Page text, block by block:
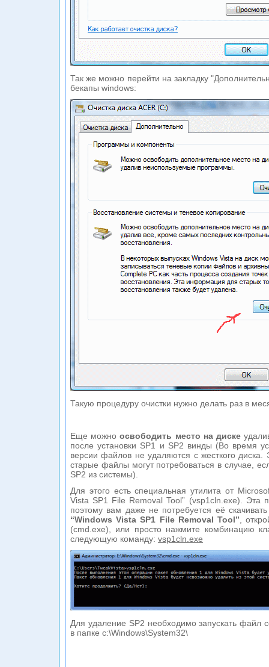
Так же можно перейти на закладку
бекапы windows:
Такую процедуру очистки нужно делать раз в
Еще можноосвободить место на диске
после установки SP1 и SP2 винды (Во время
версии файлов не удаляются с жесткого диска.
старые файлы могут потребоваться в случае,
SP2 из системы).
Для этого есть специальная утилита от
Vista SP1 File Removal Tool” (vsp1cln.exe). Эта
поэтому вам даже не потребуется её
“Windows Vista SP1 File Removal Tool” ,
(cmd.exe), или просто нажмите комбинацию
следующую команду: vsp1cln.exe
Для удаление SP2 необходимо запускать файл
в папке c:\Windows\System32\